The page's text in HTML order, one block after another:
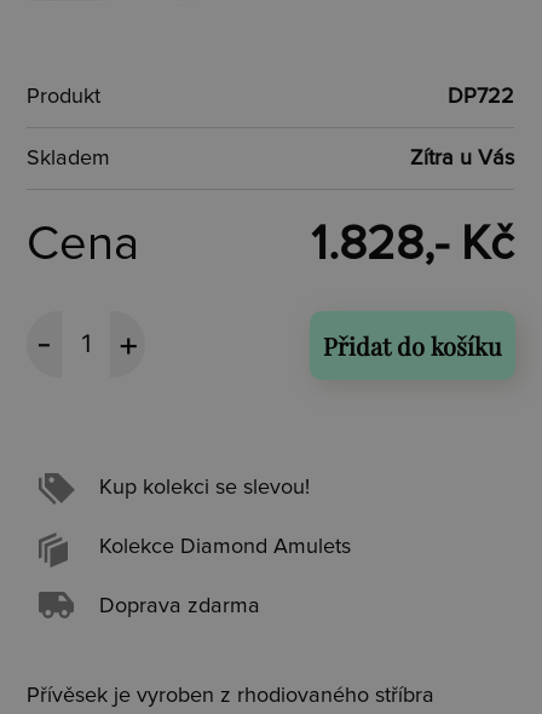
Produkt DP722
Skladem Zítra u Vás
Cena 1.828,- Kč
Přidat do košíku
Kup kolekci se slevou!
Kolekce Diamond Amulets
Doprava zdarma
Přívěsek je vyroben z rhodiovaného stříbra